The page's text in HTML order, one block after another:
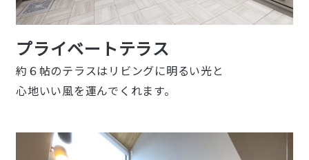
プライベートテラス
約６帖のテラスはリビングに明るい光と
心地いい風を運んでくれます。